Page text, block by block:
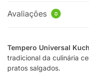
Avaliações 0
Tempero Universal
tradicional da culinária
pratos salgados.